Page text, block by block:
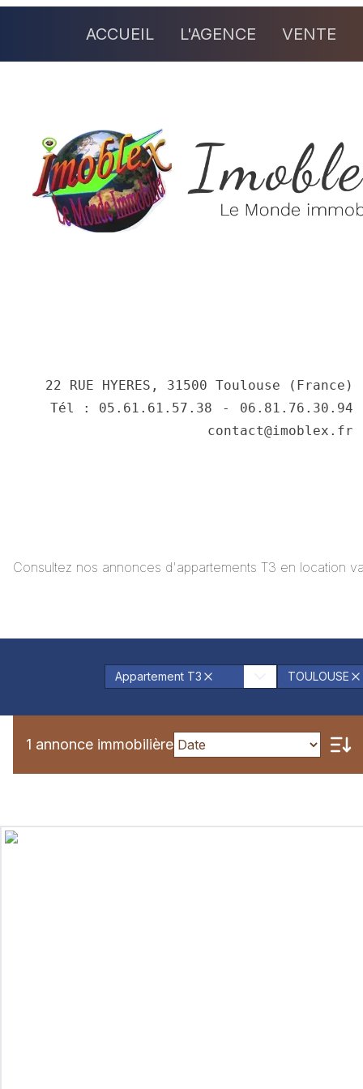
22 RUE HYERES, 31500 Toulouse (France)
Tél : 05.61.61.57.38 ⠀-⠀ 06.81.76.30.94
contact@imoblex.fr
ACCUEIL L'AGENCE VENTE
Consultez nos annonces d'appartements T3 en location
Appartement T3 TOULOUSE
1 annonce immobilière